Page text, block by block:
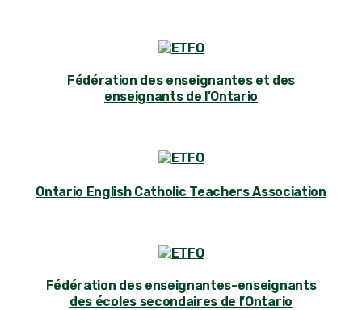
Fédération des enseignantes et des
enseignants de l’Ontario
Ontario English Catholic Teachers Association
Fédération des enseignantes-enseignants
des écoles secondaires de l’Ontario